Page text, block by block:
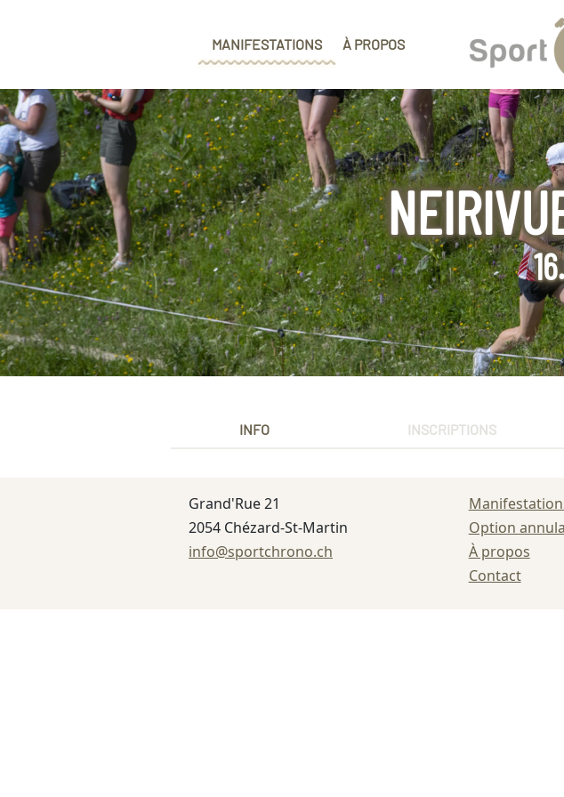
MANIFESTATIONS À PROPOS
INFO INSCRIPTIONS
Grand'Rue 21
2054 Chézard-St-Martin
info@sportchrono.ch
Option
À propos
Contact